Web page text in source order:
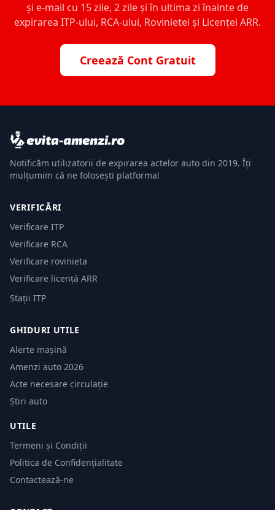
și e-mail cu 15 zile, 2 zile și în ultima zi înainte de
expirarea ITP-ului, RCA-ului, Rovinietei și Licenței ARR.
Creează Cont Gratuit
Notificăm utilizatorii de expirarea actelor auto din 2019. Îți
mulțumim că ne folosești platforma!
VERIFICĂRI
Verificare ITP
Verificare RCA
Verificare rovinieta
Verificare licență ARR
Stații ITP
GHIDURI UTILE
Alerte mașină
Amenzi auto 2026
Acte necesare circulație
Știri auto
UTILE
Termeni și Condiții
Politica de Confidențialitate
Contactează-ne